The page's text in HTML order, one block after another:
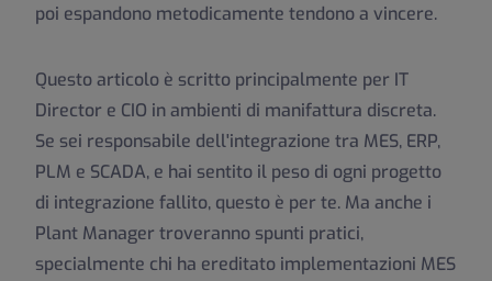
poi espandono metodicamente tendono a vincere.
Questo articolo è scritto principalmente per IT
Director e CIO in ambienti di manifattura discreta.
Se sei responsabile dell'integrazione tra MES, ERP,
PLM e SCADA, e hai sentito il peso di ogni progetto
di integrazione fallito, questo è per te. Ma anche i
Plant Manager troveranno spunti pratici,
specialmente chi ha ereditato implementazioni MES